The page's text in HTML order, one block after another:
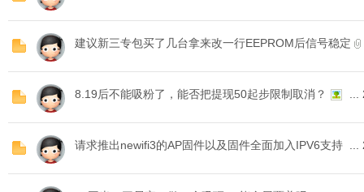
建议新三专包买了几台拿来改一行EEPROM后信号稳定
8.19后不能吸粉了，能否把提现50起步限制取消？
请求推出newifi3的AP固件以及固件全面加入IPV6支持